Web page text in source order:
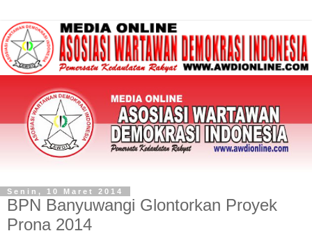
Senin, 10 Maret 2014
BPN Banyuwangi Glontorkan Proyek
Prona 2014